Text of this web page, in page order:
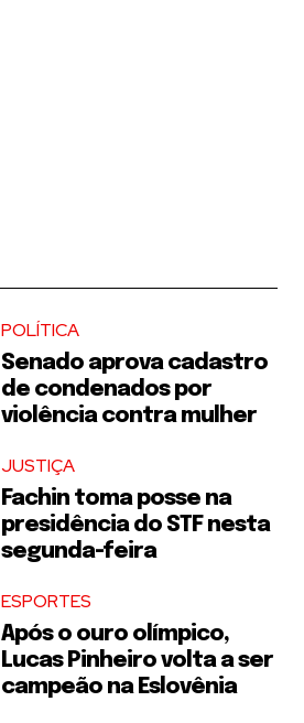
POLÍTICA
Senado aprova cadastro
de condenados por
violência contra mulher
JUSTIÇA
Fachin toma posse na
presidência do STF nesta
segunda-feira
ESPORTES
Após o ouro olímpico,
Lucas Pinheiro volta a ser
campeão na Eslovênia